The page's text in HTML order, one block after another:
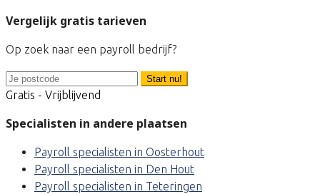
Vergelijk gratis tarieven
Op zoek naar een payroll bedrijf?
Start nu!
Gratis - Vrijblijvend
Specialisten in andere plaatsen
Payroll specialisten in Oosterhout
Payroll specialisten in Den Hout
Payroll specialisten in Teteringen